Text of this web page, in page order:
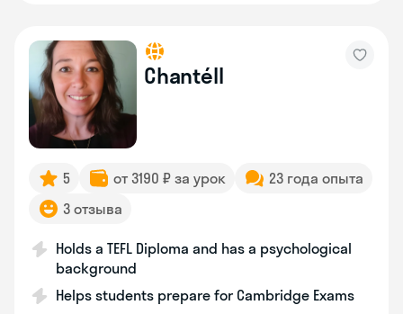
Chantéll
5 от 3190 ₽ за урок
23 года опыта
3 отзыва
Holds a TEFL Diploma and has a psychological
background
Helps students prepare for Cambridge Exams